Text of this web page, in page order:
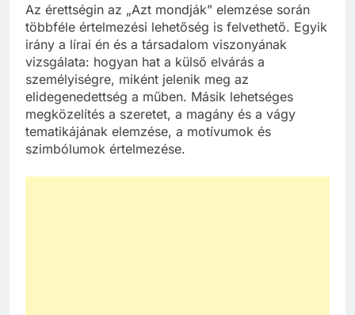
Az érettségin az „Azt mondják” elemzése során
többféle értelmezési lehetőség is felvethető. Egyik
irány a lírai én és a társadalom viszonyának
vizsgálata: hogyan hat a külső elvárás a
személyiségre, miként jelenik meg az
elidegenedettség a műben. Másik lehetséges
megközelítés a szeretet, a magány és a vágy
tematikájának elemzése, a motívumok és
szimbólumok értelmezése.